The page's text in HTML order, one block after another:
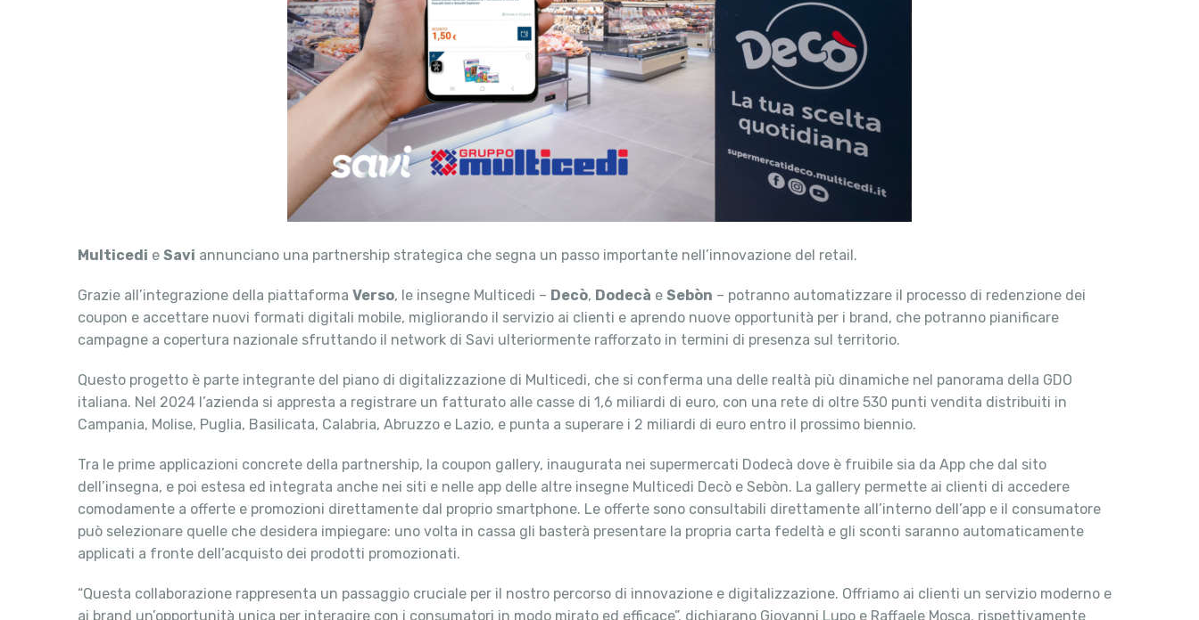
Multicedi e Savi annunciano una partnership strategica che segna un passo importante nell’innovazione del retail.
Grazie all’integrazione della piattaforma Verso, le insegne Multicedi – Decò, Dodecà e Sebòn – potranno automatizzare il processo di redenzione dei
coupon e accettare nuovi formati digitali mobile, migliorando il servizio ai clienti e aprendo nuove opportunità per i brand, che potranno pianificare
campagne a copertura nazionale sfruttando il network di Savi ulteriormente rafforzato in termini di presenza sul territorio.
Questo progetto è parte integrante del piano di digitalizzazione di Multicedi, che si conferma una delle realtà più dinamiche nel panorama della GDO
italiana. Nel 2024 l’azienda si appresta a registrare un fatturato alle casse di 1,6 miliardi di euro, con una rete di oltre 530 punti vendita distribuiti in
Campania, Molise, Puglia, Basilicata, Calabria, Abruzzo e Lazio, e punta a superare i 2 miliardi di euro entro il prossimo biennio.
Tra le prime applicazioni concrete della partnership, la coupon gallery, inaugurata nei supermercati Dodecà dove è fruibile sia da App che dal sito
dell’insegna, e poi estesa ed integrata anche nei siti e nelle app delle altre insegne Multicedi Decò e Sebòn. La gallery permette ai clienti di accedere
comodamente a offerte e promozioni direttamente dal proprio smartphone. Le offerte sono consultabili direttamente all’interno dell’app e il consumatore
può selezionare quelle che desidera impiegare: uno volta in cassa gli basterà presentare la propria carta fedeltà e gli sconti saranno automaticamente
applicati a fronte dell’acquisto dei prodotti promozionati.
“Questa collaborazione rappresenta un passaggio cruciale per il nostro percorso di innovazione e digitalizzazione. Offriamo ai clienti un servizio moderno e
ai brand un’opportunità unica per interagire con i consumatori in modo mirato ed efficace”, dichiarano Giovanni Lupo e Raffaele Mosca, rispettivamente